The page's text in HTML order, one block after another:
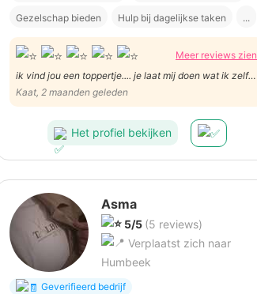
Gezelschap bieden Hulp bij dagelijkse taken ...
Meer reviews zien
ik vind jou een toppertje.... je laat mij doen wat ik zelf
kan, maar helpt dan wanneer je ziet dat het niet lukt.
Je ziet mijn noden en wat ik de ene dag wel kan of
niet. En ook fun mag wel eens.
Kaat, 2 maanden geleden
Het profiel bekijken
Asma
5/5 (5 reviews)
Verplaatst zich naar
Humbeek
Geverifieerd bedrijf